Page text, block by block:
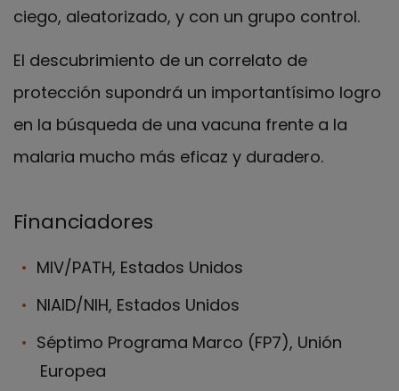
ciego, aleatorizado, y con un grupo control.
El descubrimiento de un correlato de
protección supondrá un importantísimo logro
en la búsqueda de una vacuna frente a la
malaria mucho más eficaz y duradero.
Financiadores
MIV/PATH, Estados Unidos
NIAID/NIH, Estados Unidos
Séptimo Programa Marco (FP7), Unión
Europea